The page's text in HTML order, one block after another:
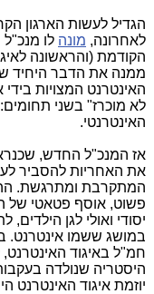
הגדיל לעשות הארגון
לאחרונה, מונה לו
הקודמת (והראשונה
ממנה את הדבר היחיד
האינטרנט המצויות בידי
לא מוכרז" בשני
האינטרנטי.
אז המנכ"ל החדש,
את האחריות להסביר
המתקרבת ומתרגשת.
פשוט, אוסף פטאטי של
יסודי ואולי לגן
במושג ששמו אינטרנט.
חמ"ל באיגוד
יוזמת איגוד האינטרנט